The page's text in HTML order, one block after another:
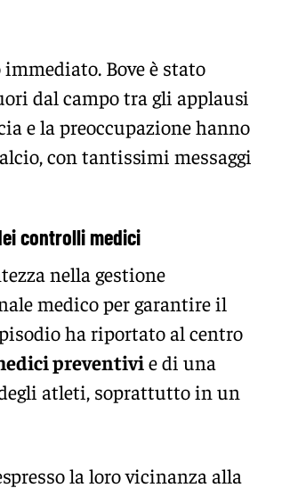
Bove è stato
dal campo tra gli applausi
e la preoccupazione hanno
con tantissimi messaggi
controlli medici
nella gestione
medico per garantire il
ha riportato al centro
preventivie di una
atleti, soprattutto in un
la loro vicinanza alla